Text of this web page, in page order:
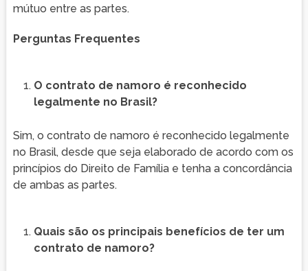
mútuo entre as partes.
Perguntas Frequentes
O contrato de namoro é reconhecido
legalmente no Brasil?
Sim, o contrato de namoro é reconhecido legalmente
no Brasil, desde que seja elaborado de acordo com os
princípios do Direito de Família e tenha a concordância
de ambas as partes.
Quais são os principais benefícios de ter um
contrato de namoro?